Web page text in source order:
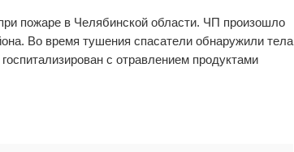
пожаре в Челябинской области. ЧП произошло
Во время тушения спасатели обнаружили тела
с отравлением продуктами